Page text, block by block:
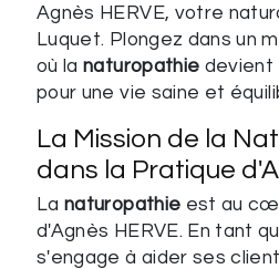
Agnès HERVE, votre
Luquet. Plongez dans un
où lanaturopathie devient
pour une vie saine et
La Mission de la
dans la Pratique
Lanaturopathie est au
d'Agnès HERVE. En tant
s'engage à aider ses